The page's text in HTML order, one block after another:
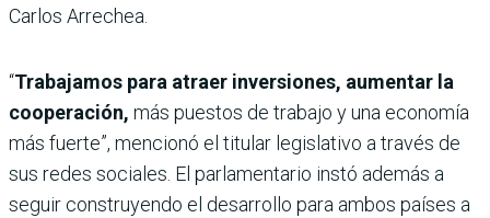
Carlos Arrechea.
“Trabajamos para atraer inversiones, aumentar la
cooperación, más puestos de trabajo y una economía
más fuerte”, mencionó el titular legislativo a través de
sus redes sociales. El parlamentario instó además a
seguir construyendo el desarrollo para ambos países a